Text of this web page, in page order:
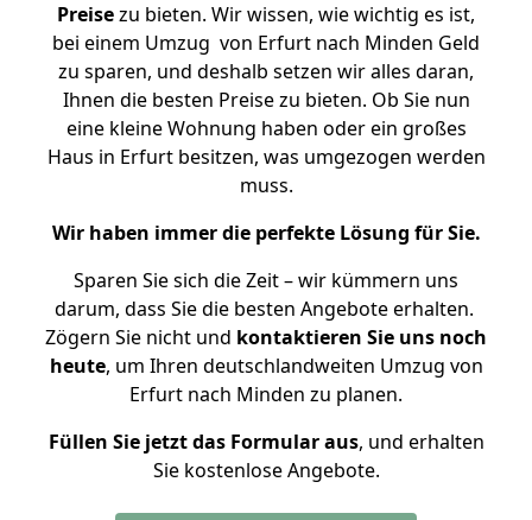
Preisezu bieten. Wir wissen, wie wichtig es ist,
bei einem Umzug von Erfurt nach Minden Geld
zu sparen, und deshalb setzen wir alles daran,
Ihnen die besten Preise zu bieten. Ob Sie nun
eine kleine Wohnung haben oder ein großes
Haus in Erfurt besitzen, was umgezogen werden
muss.
Wir haben immer die perfekte Lösung für Sie.
Sparen Sie sich die Zeit – wir kümmern uns
darum, dass Sie die besten Angebote erhalten.
Zögern Sie nicht und kontaktieren Sie uns noch
heute, um Ihren deutschlandweiten Umzug von
Erfurt nach Minden zu planen.
Füllen Sie jetzt das Formular aus, und erhalten
Sie kostenlose Angebote.